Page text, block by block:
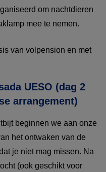
om nachtdieren
mee te nemen.
van volpension en met
UESO (dag 2
arrangement)
beginnen we aan onze
het ontwaken van de
je niet mag missen. Na
(ook geschikt voor